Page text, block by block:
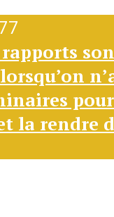
rapports
la rendre